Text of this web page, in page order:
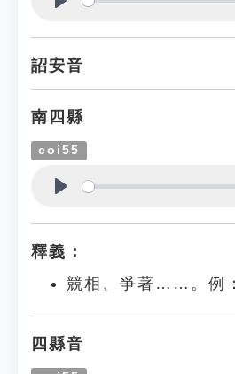
詔安音
南四縣
coi55
釋義：
競相、爭著……。例
四縣音